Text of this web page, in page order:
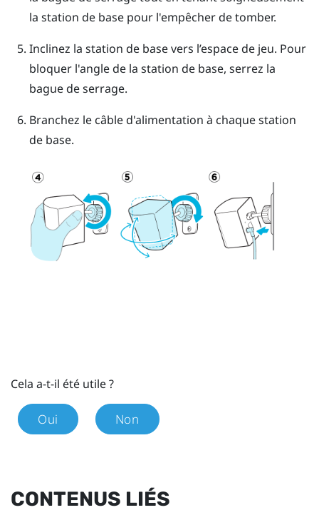
la station de base pour l'empêcher de tomber.
Inclinez la station de base vers l’espace de jeu. Pour
bloquer l'angle de la station de base, serrez la
bague de serrage.
Branchez le câble d'alimentation à chaque station
de base.
Cela a-t-il été utile ?
Oui Non
CONTENUS LIÉS